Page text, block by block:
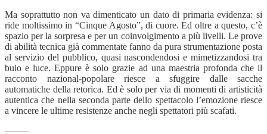
Ma soprattutto non va dimenticato un dato di primaria evidenza: si
ride moltissimo in “Cinque Agosto”, di cuore. Ed oltre a questo, c’è
spazio per la sorpresa e per un coinvolgimento a più livelli. Le prove
di abilità tecnica già commentate fanno da pura strumentazione posta
al servizio del pubblico, quasi nascondendosi e mimetizzandosi tra
buio e luce. Eppure è solo grazie ad una maestria profonda che il
racconto nazional-popolare riesce a sfuggire dalle sacche
automatiche della retorica. Ed è solo per via di momenti di artisticità
autentica che nella seconda parte dello spettacolo l’emozione riesce
a vincere le ultime resistenze anche negli spettatori più scafati.
——–